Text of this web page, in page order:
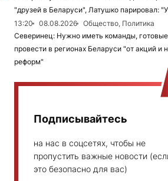
"друзей в Беларуси", Латушко парировал:
13:20
08.08.2026
Общество, Политика
Северинец: Нужно иметь команды,
провести в регионах Беларуси "от акций и
реформ"
Подписывайтесь
на нас в соцсетях, чтобы не
пропустить важные новости
это безопасно для вас)